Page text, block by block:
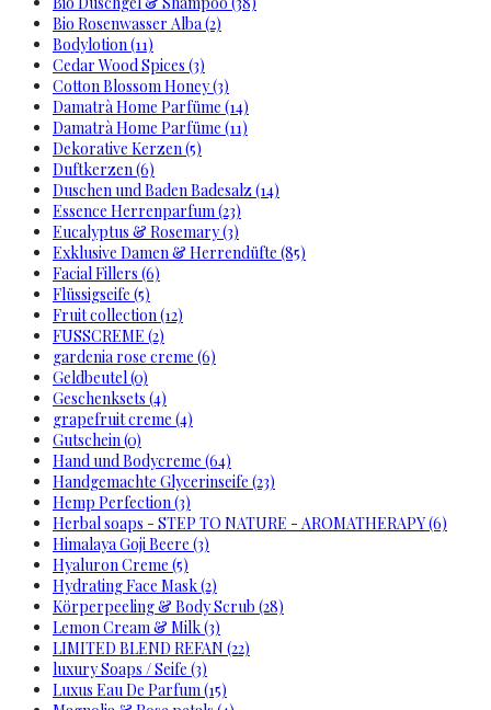
Bio Rosenwasser Alba (2)
Bodylotion (11)
Cedar Wood Spices (3)
Cotton Blossom Honey (3)
Damatrà Home Parfüme (14)
Damatrà Home Parfüme (11)
Dekorative Kerzen (5)
Duftkerzen (6)
Duschen und Baden Badesalz (14)
Essence Herrenparfum (23)
Eucalyptus & Rosemary (3)
Exklusive Damen & Herrendüfte (85)
Facial Fillers (6)
Flüssigseife (5)
Fruit collection (12)
FUSSCREME (2)
gardenia rose creme (6)
Geldbeutel (0)
Geschenksets (4)
grapefruit creme (4)
Gutschein (0)
Hand und Bodycreme (64)
Handgemachte Glycerinseife (23)
Hemp Perfection (3)
Herbal soaps - STEP TO NATURE - AROMATHERAPY (6)
Himalaya Goji Beere (3)
Hyaluron Creme (5)
Hydrating Face Mask (2)
Körperpeeling & Body Scrub (28)
Lemon Cream & Milk (3)
LIMITED BLEND REFAN (22)
luxury Soaps / Seife (3)
Luxus Eau De Parfum (15)